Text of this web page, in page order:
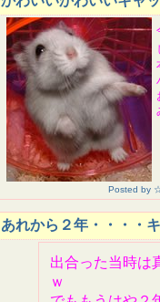
Posted by
あれから２年・・・・
出合った当時は
ｗ